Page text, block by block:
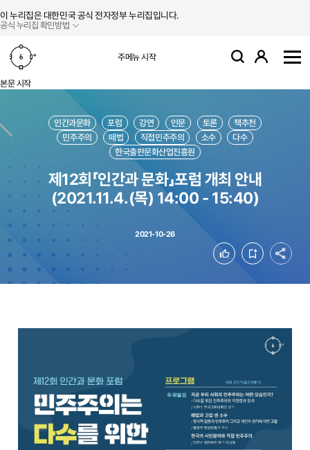
이 누리집은 대한민국 공식 전자정부 누리집입니다.
공식 누리집 확인방법
주메뉴 시작 검색 로그인
본문 시작
인간과문화 포럼 강연 인문 토론
책추천
민주주의
떼법 직접민주주의 소수
다수
한국출판문화산업진흥원
제12회「인간과 문화」포럼 개최 안내
(2021.11.4.(목) 14:00 - 15:40)
2021-10-26
좋아요 북마크